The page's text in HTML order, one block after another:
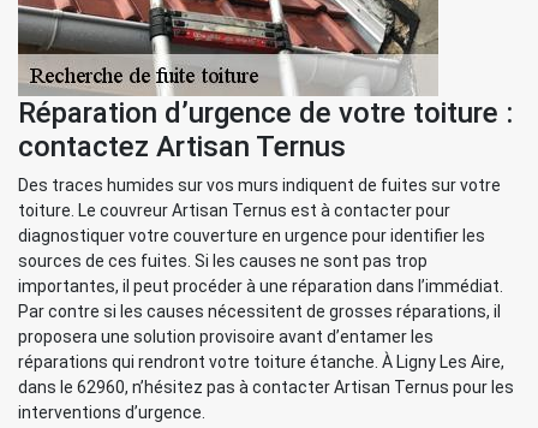
Réparation d’urgence de votre toiture :
contactez Artisan Ternus
Des traces humides sur vos murs indiquent de fuites sur votre
toiture. Le couvreur Artisan Ternus est à contacter pour
diagnostiquer votre couverture en urgence pour identifier les
sources de ces fuites. Si les causes ne sont pas trop
importantes, il peut procéder à une réparation dans l’immédiat.
Par contre si les causes nécessitent de grosses réparations, il
proposera une solution provisoire avant d’entamer les
réparations qui rendront votre toiture étanche. À Ligny Les Aire,
dans le 62960, n’hésitez pas à contacter Artisan Ternus pour les
interventions d’urgence.